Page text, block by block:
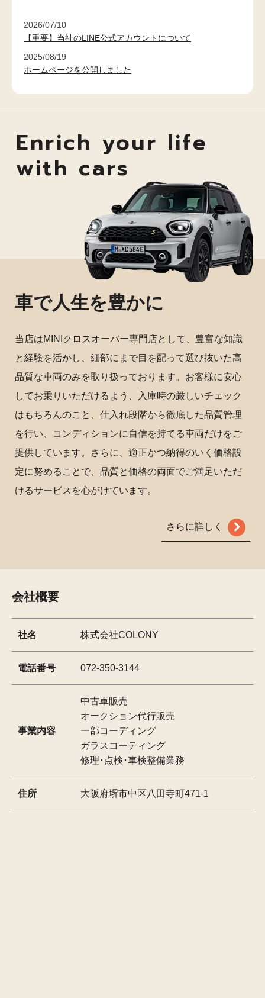
2026/07/10
【重要】当社のLINE公式アカウントについて
2025/08/19
ホームページを公開しました
Enrich your life
with cars
車で人生を豊かに
当店はMINIクロスオーバー専門店として、豊富な知識
と経験を活かし、細部にまで目を配って選び抜いた高
品質な車両のみを取り扱っております。お客様に安心
してお乗りいただけるよう、入庫時の厳しいチェック
はもちろんのこと、仕入れ段階から徹底した品質管理
を行い、コンディションに自信を持てる車両だけをご
提供しています。さらに、適正かつ納得のいく価格設
定に努めることで、品質と価格の両面でご満足いただ
けるサービスを心がけています。
さらに詳しく
会社概要
社名 株式会社COLONY
電話番号 072-350-3144
事業内容
中古車販売
オークション代行販売
一部コーディング
ガラスコーティング
修理･点検･車検整備業務
住所 大阪府堺市中区八田寺町471-1